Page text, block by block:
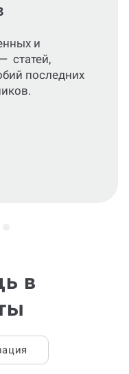
текст,
и
можем
в